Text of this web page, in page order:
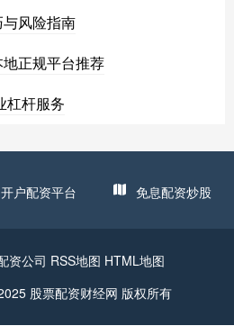
风险指南
正规平台推荐
杠杆服务
开户配资平台 免息配资炒股
资公司 RSS地图 HTML地图
股票配资财经网 版权所有